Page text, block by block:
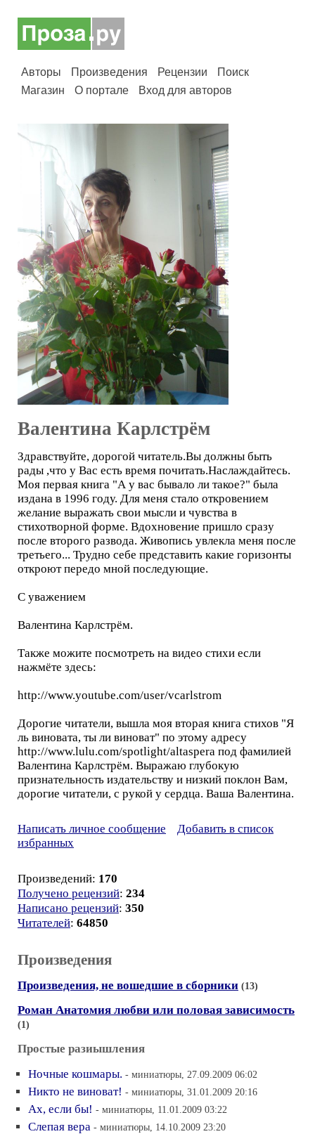
Авторы Произведения Рецензии
Поиск
Магазин
О портале Вход для авторов
Валентина Карлстрём
Здравствуйте, дорогой читатель.Вы должны быть
рады ,что у Вас есть время почитать.Наслаждайтесь.
Моя первая книга "А у вас бывало ли такое?" была
издана в 1996 году. Для меня стало откровением
желание выражать свои мысли и чувства в
стихотворной форме. Вдохновение пришло сразу
после второго развода. Живопись увлекла меня после
третьего... Трудно себе представить какие горизонты
откроют передо мной последующие.
С уважением
Валентина Карлстрём.
Также можите посмотреть на видео стихи если
нажмёте здесь:
http://www.youtube.com/user/vcarlstrom
Дорогие читатели, вышла моя вторая книга стихов "Я
ль виновата, ты ли виноват" по этому адресу
http://www.lulu.com/spotlight/altaspera под фамилией
Валентина Карлстрём. Выражаю глубокую
признательность издательству и низкий поклон Вам,
дорогие читатели, с рукой у сердца. Ваша Валентина.
Написать личное сообщение
Добавить в список
избранных
Произведений: 170
Получено рецензий: 234
Написано рецензий: 350
Читателей: 64850
Произведения
Произведения, не вошедшие в сборники (13)
Роман Анатомия любви или половая зависимость
(1)
Простые разиышления
Ночные кошмары. - миниатюры, 27.09.2009 06:02
Никто не виноват! - миниатюры, 31.01.2009 20:16
Ах, если бы! - миниатюры, 11.01.2009 03:22
Слепая вера - миниатюры, 14.10.2009 23:20